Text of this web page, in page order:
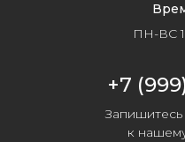
Запишитесь
к
ПН-ВС
+7